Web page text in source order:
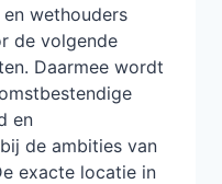
wethouders
de volgende
Daarmee wordt
en
de ambities van
exacte locatie in